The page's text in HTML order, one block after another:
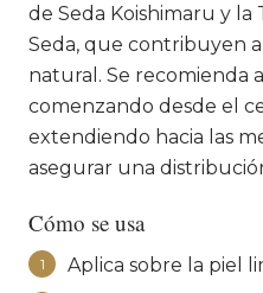
de Seda Koishimaru y
Seda, que contribuyen
natural. Se recomienda
comenzando desde el
extendiendo hacia las
asegurar una
Cómo se usa
1 Aplica sobre la piel